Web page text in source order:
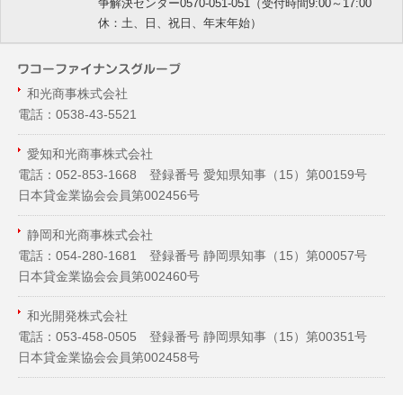
争解決センター0570-051-051（受付時間9:00～17:00
休：土、日、祝日、年末年始）
和光商事株式会社
電話：0538-43-5521
愛知和光商事株式会社
電話：052-853-1668 登録番号 愛知県知事（15）第00159号
日本貸金業協会会員第002456号
静岡和光商事株式会社
電話：054-280-1681 登録番号 静岡県知事（15）第00057号
日本貸金業協会会員第002460号
和光開発株式会社
電話：053-458-0505 登録番号 静岡県知事（15）第00351号
日本貸金業協会会員第002458号